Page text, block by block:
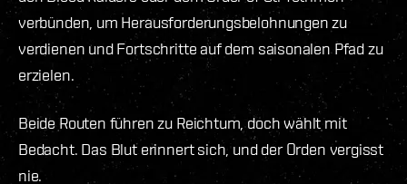
verbünden, um Herausforderungsbelohnungen zu
verdienen und Fortschritte auf dem saisonalen Pfad zu
erzielen.
Beide Routen führen zu Reichtum, doch wählt mit
Bedacht. Das Blut erinnert sich, und der Orden vergisst
nie.